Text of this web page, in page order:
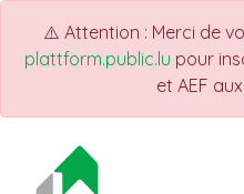
⚠️ Attention : Merci de
plattform.public.lu pour
et AEF